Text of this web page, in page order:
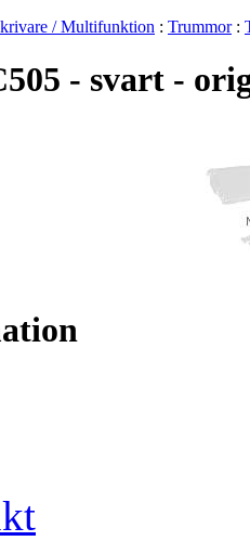
/ Multifunktion : Trummor:
- svart -